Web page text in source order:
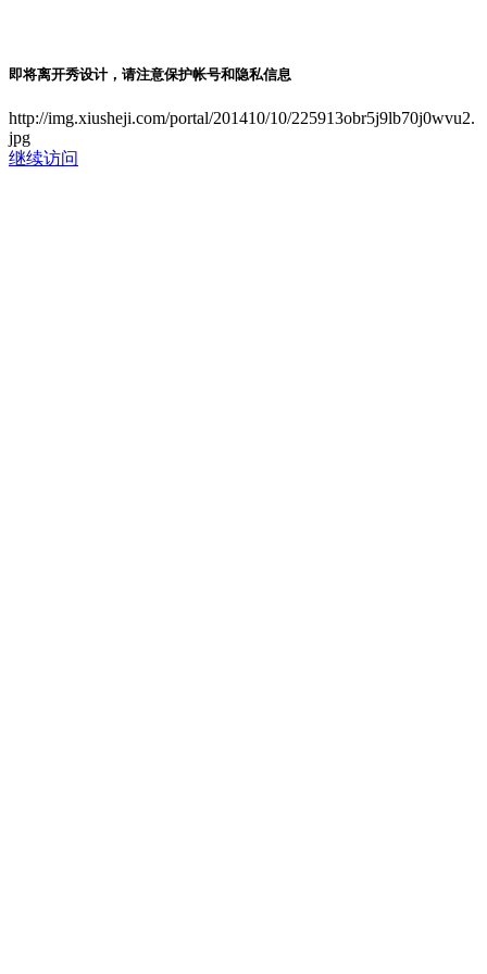
即将离开秀设计，请注意保护帐号和隐私信息
http://img.xiusheji.com/portal/201410/10/225913obr5j9lb70j0wvu2.
jpg
继续访问